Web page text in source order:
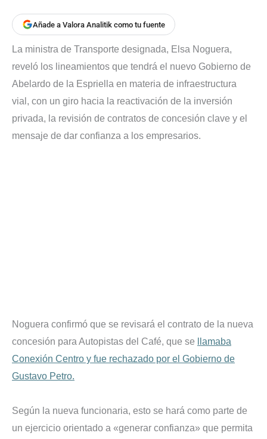
Añade a Valora Analitik como tu fuente
La ministra de Transporte designada, Elsa Noguera,
reveló los lineamientos que tendrá el nuevo Gobierno de
Abelardo de la Espriella en materia de infraestructura
vial, con un giro hacia la reactivación de la inversión
privada, la revisión de contratos de concesión clave y el
mensaje de dar confianza a los empresarios.
Noguera confirmó que se revisará el contrato de la nueva
concesión para Autopistas del Café, que se
llamaba
Conexión Centro y fue rechazado por el Gobierno de
Gustavo Petro.
Según la nueva funcionaria, esto se hará como parte de
un ejercicio orientado a «generar confianza» que permita